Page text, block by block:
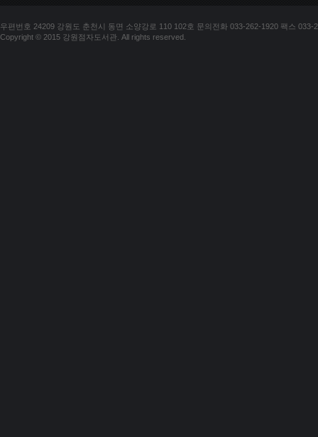
우편번호 24209 강원도 춘천시 동면 소양강로 110 102호 문의전화 033-262-1920 팩스 033-
Copyright © 2015 강원점자도서관. All rights reserved.